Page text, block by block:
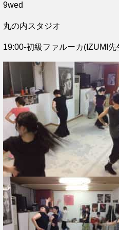
9wed
丸の内スタジオ
19:00-初級ファルーカ(IZUMI先